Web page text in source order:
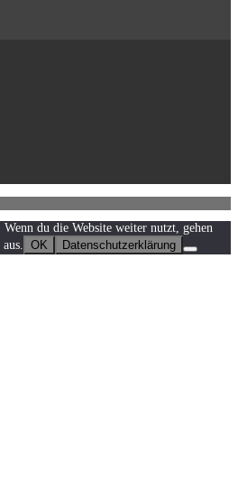
du die Website weiter nutzt, gehen
OK Datenschutzerklärung